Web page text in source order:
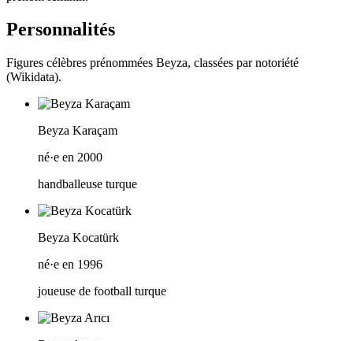
Personnalités
Figures célèbres prénommées Beyza, classées par notoriété
(Wikidata).
Beyza Karaçam
né·e en 2000
handballeuse turque
Beyza Kocatürk
né·e en 1996
joueuse de football turque